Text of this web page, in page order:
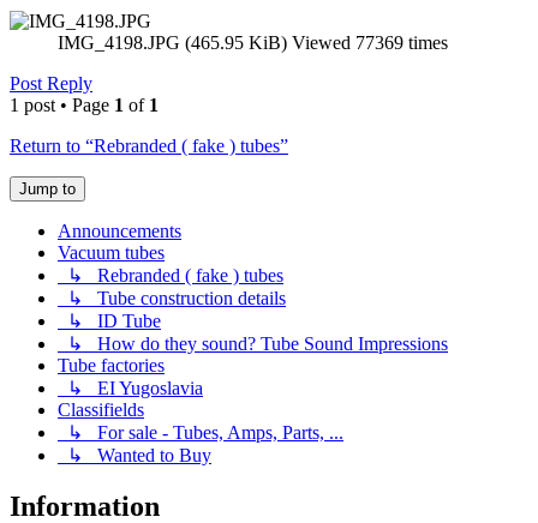
IMG_4198.JPG (465.95 KiB) Viewed 77369 times
Post Reply
1 post • Page 1 of 1
Return to “Rebranded ( fake ) tubes”
Jump to
Announcements
Vacuum tubes
↳ Rebranded ( fake ) tubes
↳ Tube construction details
↳ ID Tube
↳ How do they sound? Tube Sound Impressions
Tube factories
↳ EI Yugoslavia
Classifields
↳ For sale - Tubes, Amps, Parts, ...
↳ Wanted to Buy
Information